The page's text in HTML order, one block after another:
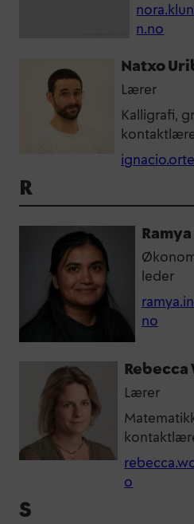
n.no
Natxo
Lærer
Kalligrafi,
R
leder
no
Rebecca
Lærer
o
S